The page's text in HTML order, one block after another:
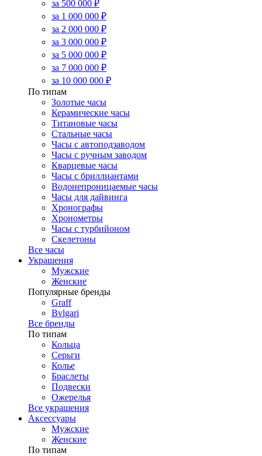
за 500 000 ₽
за 1 000 000 ₽
за 2 000 000 ₽
за 3 000 000 ₽
за 5 000 000 ₽
за 7 000 000 ₽
за 10 000 000 ₽
По типам
Золотые часы
Керамические часы
Титановые часы
Стальные часы
Часы с автоподзаводом
Часы с ручным заводом
Кварцевые часы
Часы с бриллиантами
Водонепроницаемые часы
Часы для дайвинга
Хронографы
Хронометры
Часы с турбийоном
Скелетоны
Все часы
Украшения
Мужские
Женские
Популярные бренды
Graff
Bvlgari
Все бренды
По типам
Кольца
Серьги
Колье
Браслеты
Подвески
Ожерелья
Все украшения
Аксессуары
Мужские
Женские
По типам